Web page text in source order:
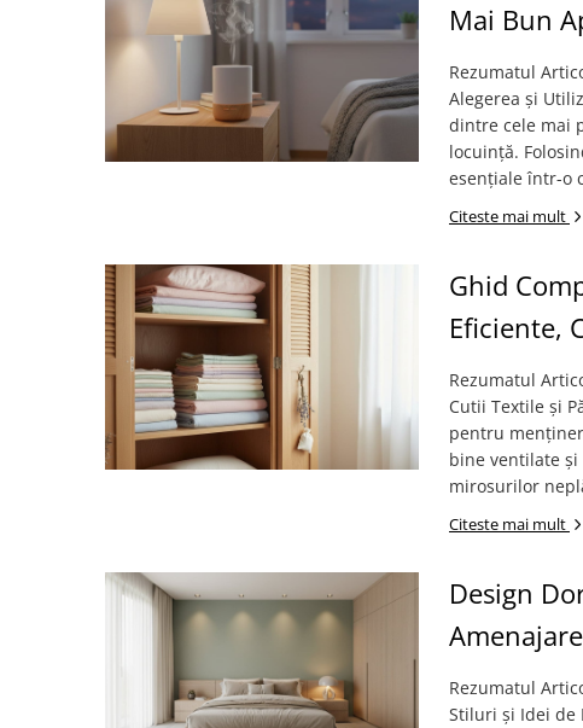
Mai Bun
Rezumatul
Alegerea și
dintre cele mai
locuință.
esențiale într-o
Citeste mai mult
Ghid
Eficiente,
Rezumatul
Cutii Textile și
pentru
bine ventilate
mirosurilor
Citeste mai mult
Design
Rezumatul
Stiluri și Idei de